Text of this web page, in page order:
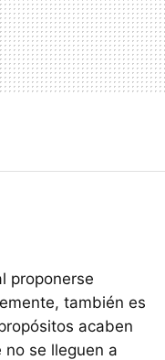
proponerse
también es
acaben
se lleguen a